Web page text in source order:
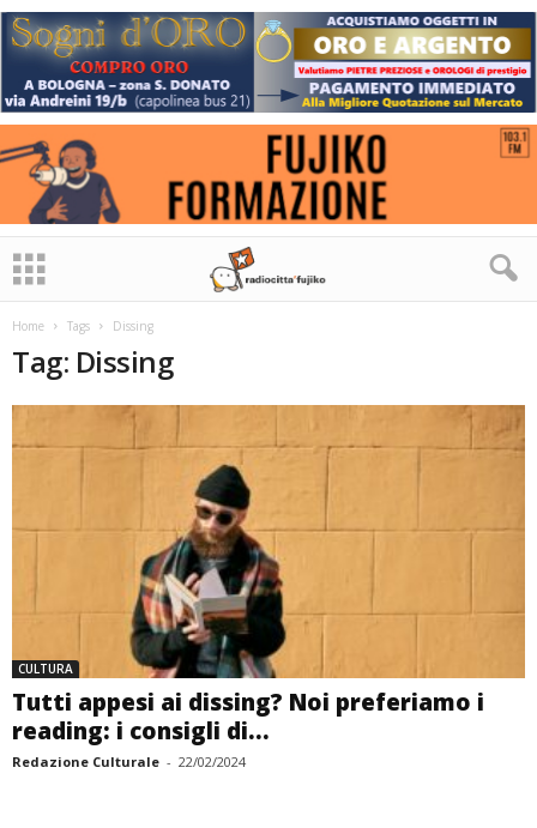
Home Tags Dissing
Tag: Dissing
CULTURA
Tutti appesi ai dissing? Noi preferiamo i
reading: i consigli di...
Redazione Culturale - 22/02/2024